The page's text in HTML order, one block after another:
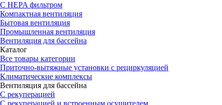
С HEPA фильтром
Компактная вентиляция
Бытовая вентиляция
Промышленная вентиляция
Вентиляция для бассейна
Каталог
Все товары категории
Приточно-вытяжные установки с рециркуляцией
Климатические комплексы
Вентиляция для бассейна
С рекуперацией
С рекуперацией и встроенным осушителем